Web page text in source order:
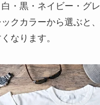
白・黒・ネイビー・グ
クカラーから選ぶと
なります。